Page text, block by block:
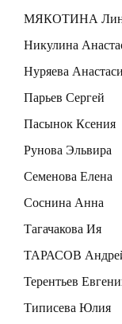
МЯКОТИНА
Никулина
Нуряева
Парьев Сергей
Пасынок Ксения
Рунова Эльвира
Семенова Елена
Соснина Анна
Тагачакова Ия
ТАРАСОВ
Терентьев
Типисева Юлия